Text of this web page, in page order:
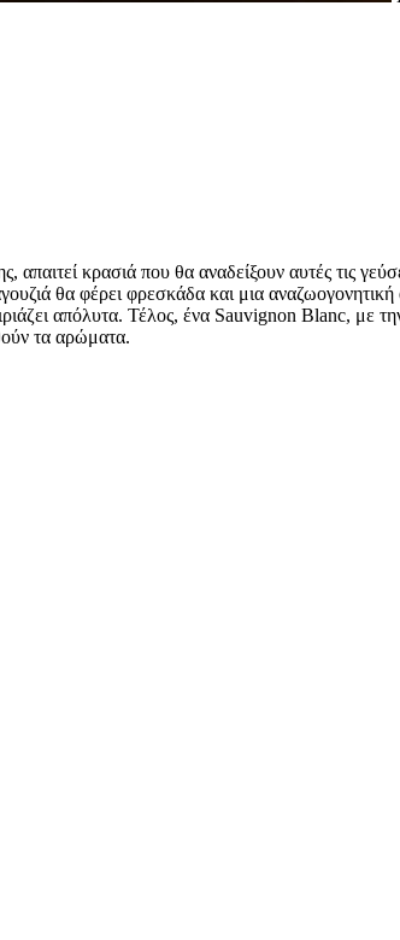
απαιτεί κρασιά που θα αναδείξουν αυτές τις
θα φέρει φρεσκάδα και μια
απόλυτα. Τέλος, ένα Sauvignon Blanc, με
τα αρώματα.